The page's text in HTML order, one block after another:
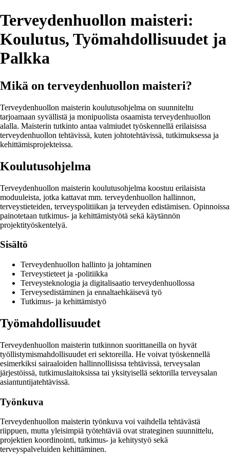
Terveydenhuollon maisteri:
Koulutus, Työmahdollisuudet ja
Palkka
Mikä on terveydenhuollon maisteri?
Terveydenhuollon maisterin koulutusohjelma on suunniteltu
tarjoamaan syvällistä ja monipuolista osaamista terveydenhuollon
alalla. Maisterin tutkinto antaa valmiudet työskennellä erilaisissa
terveydenhuollon tehtävissä, kuten johtotehtävissä, tutkimuksessa ja
kehittämisprojekteissa.
Koulutusohjelma
Terveydenhuollon maisterin koulutusohjelma koostuu erilaisista
moduuleista, jotka kattavat mm. terveydenhuollon hallinnon,
terveystieteiden, terveyspolitiikan ja terveyden edistämisen. Opinnoissa
painotetaan tutkimus- ja kehittämistyötä sekä käytännön
projektityöskentelyä.
Sisältö
Terveydenhuollon hallinto ja johtaminen
Terveystieteet ja -politiikka
Terveysteknologia ja digitalisaatio terveydenhuollossa
Terveysedistäminen ja ennaltaehkäisevä työ
Tutkimus- ja kehittämistyö
Työmahdollisuudet
Terveydenhuollon maisterin tutkinnon suorittaneilla on hyvät
työllistymismahdollisuudet eri sektoreilla. He voivat työskennellä
esimerkiksi sairaaloiden hallinnollisissa tehtävissä, terveysalan
järjestöissä, tutkimuslaitoksissa tai yksityisellä sektorilla terveysalan
asiantuntijatehtävissä.
Työnkuva
Terveydenhuollon maisterin työnkuva voi vaihdella tehtävästä
riippuen, mutta yleisimpiä työtehtäviä ovat strateginen suunnittelu,
projektien koordinointi, tutkimus- ja kehitystyö sekä
terveyspalveluiden kehittäminen.